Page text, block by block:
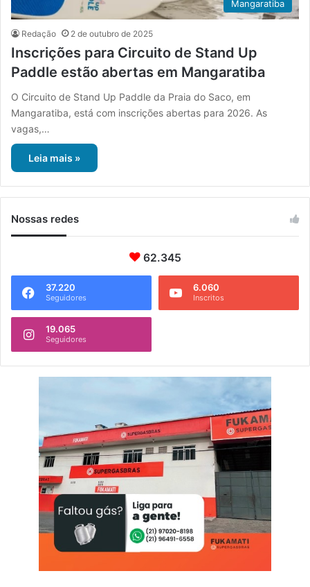
Mangaratiba
Redação 2 de outubro de 2025
Inscrições para Circuito de Stand Up
Paddle estão abertas em Mangaratiba
O Circuito de Stand Up Paddle da Praia do Saco, em
Mangaratiba, está com inscrições abertas para 2026. As
vagas,…
Leia mais »
Nossas redes
62.345
37.220
Seguidores
6.060
Inscritos
19.065
Seguidores